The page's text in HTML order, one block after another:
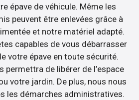
épave de véhicule. Même les
peuvent être enlevées grâce à
et notre matériel adapté.
capables de vous débarrasser
votre épave en toute sécurité.
permettra de libérer de l’espace
votre jardin. De plus, nous nous
les démarches administratives.